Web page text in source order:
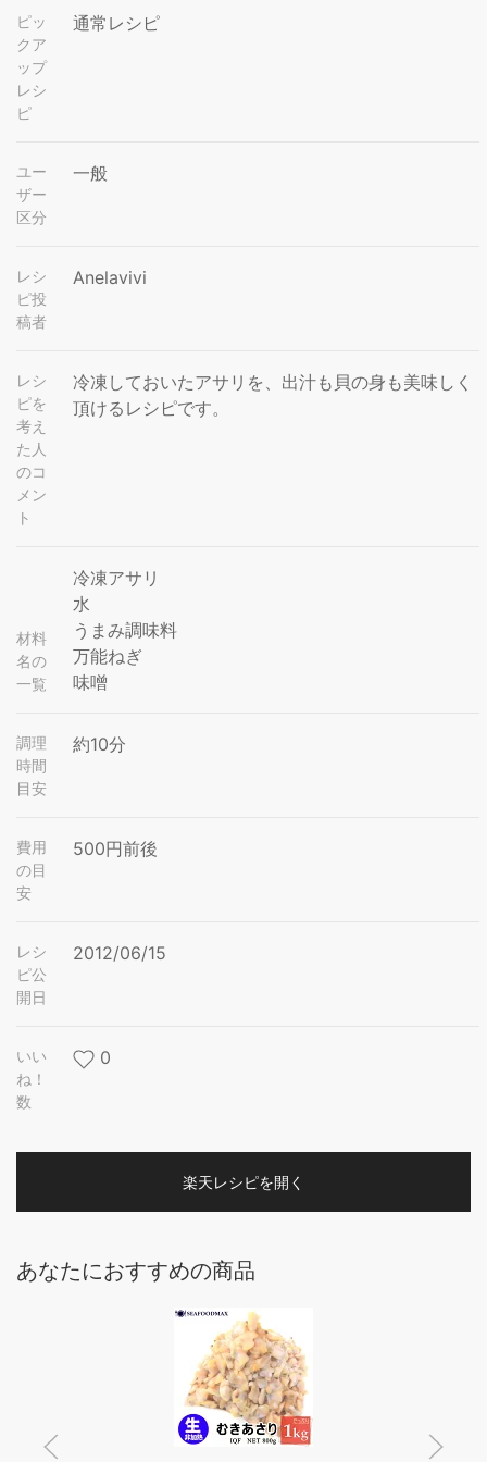
ピッ
クア
ップ
レシ
ピ
通常レシピ
ユー
ザー
区分
一般
レシ
ピ投
稿者
Anelavivi
レシ
ピを
考え
た人
のコ
メン
ト
冷凍しておいたアサリを、出汁も貝の身も美味しく
頂けるレシピです。
材料
名の
一覧
冷凍アサリ
水
うまみ調味料
万能ねぎ
味噌
調理
時間
目安
約10分
費用
の目
安
500円前後
レシ
ピ公
開日
2012/06/15
いい
ね！
数
0
楽天レシピを開く
あなたにおすすめの商品